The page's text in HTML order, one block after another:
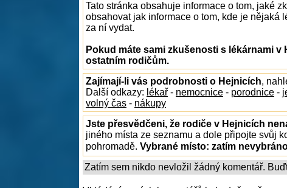
Tato stránka obsahuje informace o tom, jaké
obsahovat jak informace o tom, kde je nějaká
za ní vydat.
Pokud máte sami zkušenosti s lékárnami
ostatním rodičům.
Zajímají-li vás podrobnosti o Hejnicích,
Další odkazy: lékař - nemocnice - porodnice -
volný čas - nákupy
Jste přesvědčeni, že rodiče v Hejnicích
jiného místa ze seznamu a dole připojte svůj
pohromadě. Vybrané místo: zatím
Zatím sem nikdo nevložil žádný komentář.